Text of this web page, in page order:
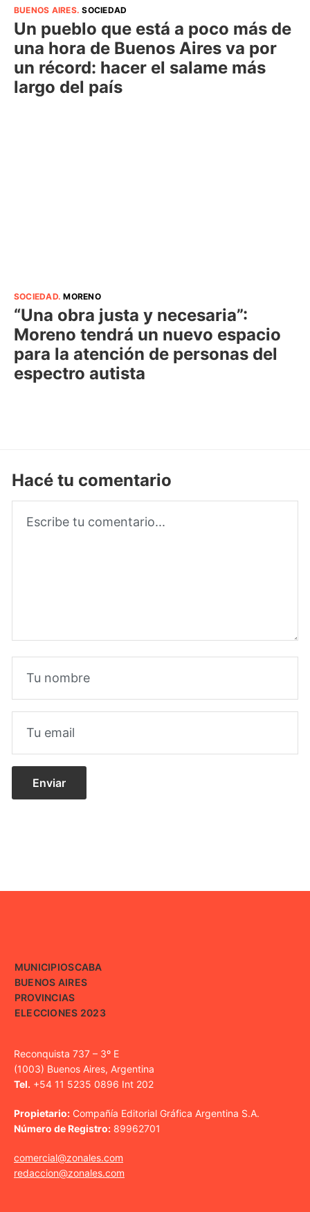
BUENOS AIRES.SOCIEDAD
Un pueblo que está a poco más de
una hora de Buenos Aires va por
un récord: hacer el salame más
largo del país
SOCIEDAD.MORENO
“Una obra justa y necesaria”:
Moreno tendrá un nuevo espacio
para la atención de personas del
espectro autista
Hacé tu comentario
MUNICIPIOSCABA
BUENOS AIRES
PROVINCIAS
ELECCIONES 2023
Reconquista 737 – 3º E
(1003) Buenos Aires, Argentina
Tel. +54 11 5235 0896 Int 202
Propietario: Compañía Editorial Gráfica Argentina S.A.
Número de Registro: 89962701
comercial@zonales.com
redaccion@zonales.com